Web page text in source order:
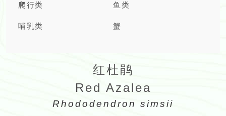
爬行类 鱼类
哺乳类 蟹
红杜鹃
Red Azalea
Rhododendron simsii